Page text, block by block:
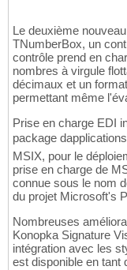
Le deuxième
TNumberBox, un
contrôle prend en
nombres à virgule
décimaux et un
permettant même
Prise en charge EDI
package
MSIX, pour le
prise en charge de
connue sous le nom
du projet Microsoft's
Nombreuses
Konopka Signature
intégration avec les
est disponible en tant